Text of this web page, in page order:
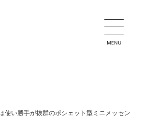
使い勝手が抜群のポシェット型ミニメッセン
MENU